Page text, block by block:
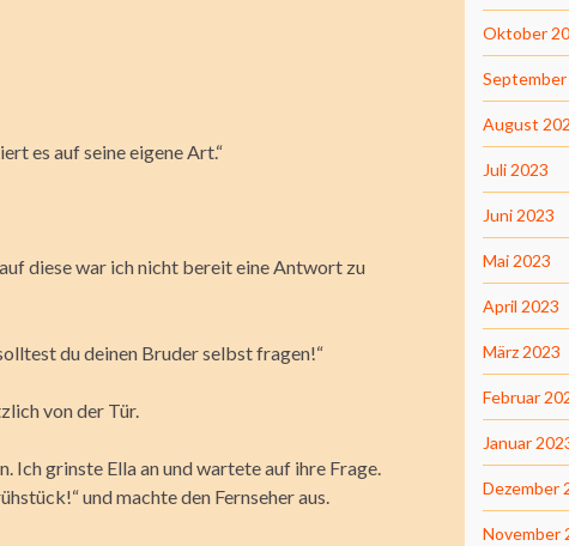
es auf seine eigene Art.“
diese war ich nicht bereit eine Antwort zu
du deinen Bruder selbst fragen!“
von der Tür.
Ich grinste Ella an und wartete auf ihre Frage.
und machte den Fernseher aus.
Oktober
August
Juli 2023
Juni 2023
Mai 2023
April 2023
März 2023
Februar
Januar
Dezember
November